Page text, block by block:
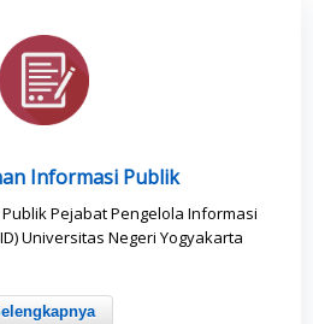
Informasi Publik
Pejabat Pengelola Informasi
Universitas Negeri Yogyakarta